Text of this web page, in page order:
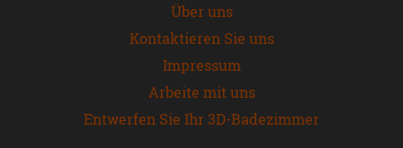
Über uns
Kontaktieren Sie uns
Impressum
Arbeite mit uns
Entwerfen Sie Ihr 3D-Badezimmer